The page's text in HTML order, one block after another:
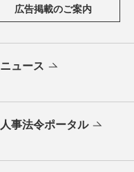
広告掲載のご案内
ニュース
人事法令ポータル